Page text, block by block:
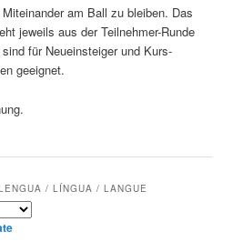
am Ball zu bleiben. Das
jeweils aus der Teilnehmer-Runde
für Neueinsteiger und Kurs-
geeignet.
/ LÍNGUA / LANGUE